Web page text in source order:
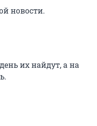
новости.
их найдут, а на